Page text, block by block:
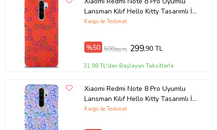
Lansman Kılıf Hello Kitty Tasarımlı İçi
Kadife Kapak-Kırmızı (Şeffaf)
Kargo ile Teslimat
%50 599,90 TL 299,90 TL
31,98 TL'den Başlayan Taksitlerle
Xiaomi Redmi Note 8 Pro Uyumlu
Lansman Kılıf Hello Kitty Tasarımlı İçi
Kadife Kapak-Lila (Şeffaf)
Kargo ile Teslimat